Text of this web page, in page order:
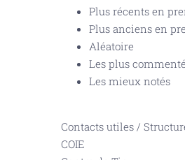
Plus récents en
Plus anciens en
Aléatoire
Les plus
Les mieux notés
Contacts utiles /
COIE